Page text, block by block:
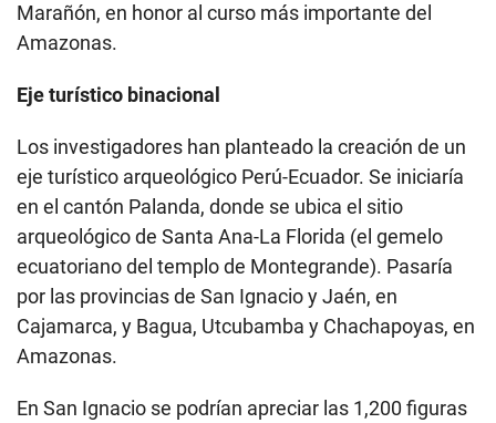
Marañón, en honor al curso más importante del
Amazonas.
Eje turístico binacional
Los investigadores han planteado la creación de un
eje turístico arqueológico Perú-Ecuador. Se iniciaría
en el cantón Palanda, donde se ubica el sitio
arqueológico de Santa Ana-La Florida (el gemelo
ecuatoriano del templo de Montegrande). Pasaría
por las provincias de San Ignacio y Jaén, en
Cajamarca, y Bagua, Utcubamba y Chachapoyas, en
Amazonas.
En San Ignacio se podrían apreciar las 1,200 figuras